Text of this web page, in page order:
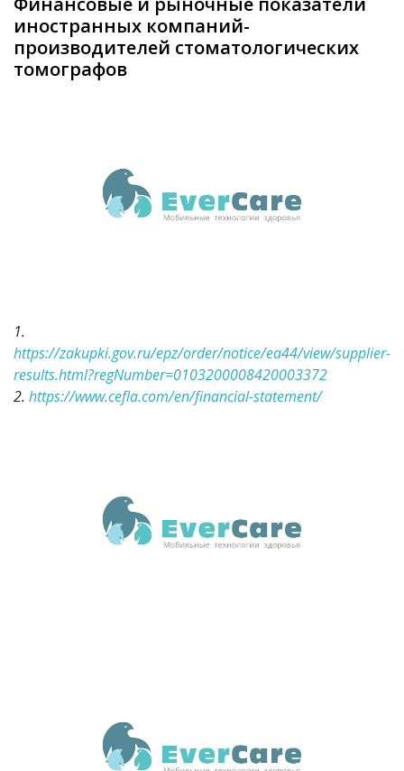
иностранных компаний-
производителей стоматологических
томографов
1.
https://zakupki.gov.ru/epz/order/notice/ea44/view/supplier-
results.html?regNumber=0103200008420003372
2. https://www.cefla.com/en/financial-statement/